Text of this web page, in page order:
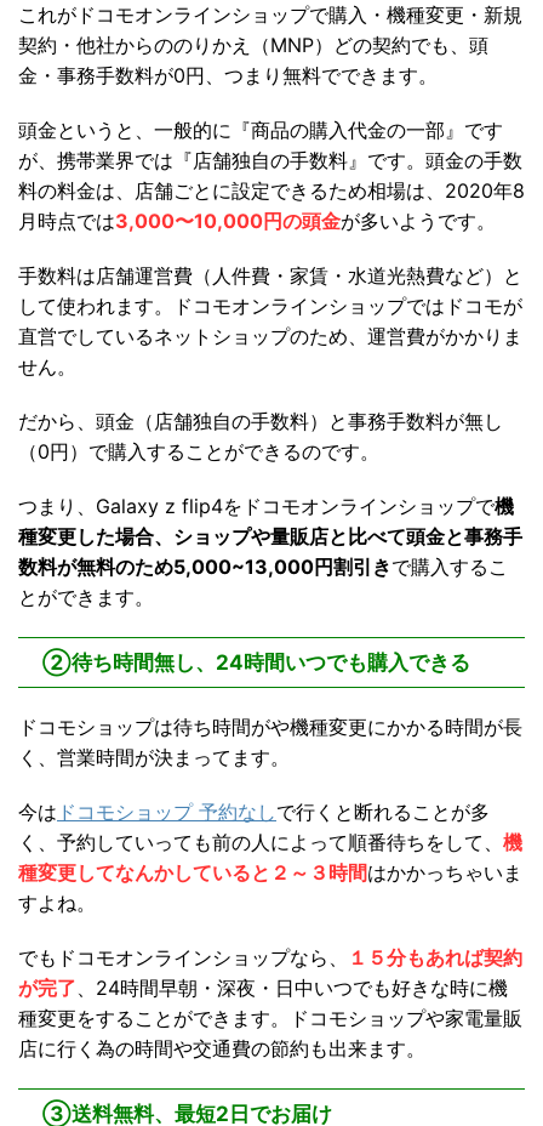
これがドコモオンラインショップで購入・機種変更・新規
契約・他社からののりかえ（MNP）どの契約でも、頭
金・事務手数料が0円、つまり無料でできます。
頭金というと、一般的に『商品の購入代金の一部』です
が、携帯業界では『店舗独自の手数料』です。頭金の手数
料の料金は、店舗ごとに設定できるため相場は、2020年8
月時点では3,000〜10,000円の頭金が多いようです。
手数料は店舗運営費（人件費・家賃・水道光熱費など）と
して使われます。ドコモオンラインショップではドコモが
直営でしているネットショップのため、運営費がかかりま
せん。
だから、頭金（店舗独自の手数料）と事務手数料が無し
（0円）で購入することができるのです。
つまり、Galaxy z flip4をドコモオンラインショップで機
種変更した場合、ショップや量販店と比べて頭金と事務手
数料が無料のため5,000~13,000円割引きで購入するこ
とができます。
②待ち時間無し、24時間いつでも購入できる
ドコモショップは待ち時間がや機種変更にかかる時間が長
く、営業時間が決まってます。
今は ドコモショップ 予約なしで行くと断れることが多
く、予約していっても前の人によって順番待ちをして、 機
種変更してなんかしていると２～３時間はかかっちゃいま
すよね。
でもドコモオンラインショップなら、
１５分もあれば契約
が完了 、24時間早朝・深夜・日中いつでも好きな時に機
種変更をすることができます。ドコモショップや家電量販
店に行く為の時間や交通費の節約も出来ます。
③送料無料、最短2日でお届け